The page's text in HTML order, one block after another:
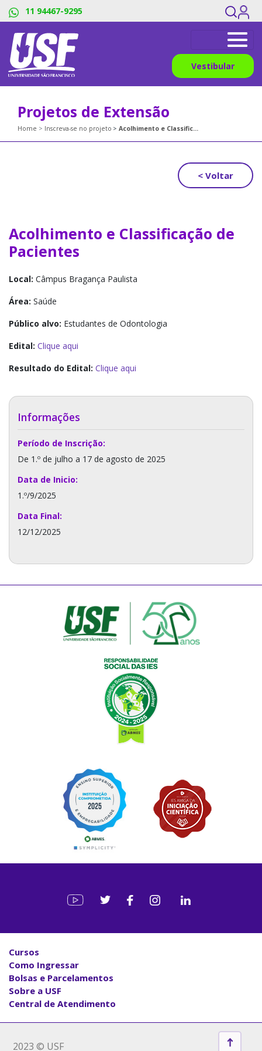
11 94467-9295
Vestibular
Projetos de Extensão
Home Inscreva-se no projeto Acolhimento e Classificação de Pacientes
< Voltar
Acolhimento e Classificação de
Pacientes
Local: Câmpus Bragança Paulista
Área: Saúde
Público alvo: Estudantes de Odontologia
Edital: Clique aqui
Resultado do Edital: Clique aqui
Informações
Período de Inscrição:
De 1.º de julho a 17 de agosto de 2025
Data de Inicio:
1.º/9/2025
Data Final:
12/12/2025
Cursos
Como Ingressar
Bolsas e Parcelamentos
Sobre a USF
Central de Atendimento
2023 © USF